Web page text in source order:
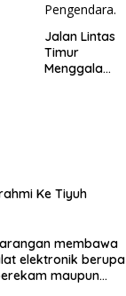
Jalan Lintas
Timur
Menggala
Asap Sempat
Ke Tiyuh
membawa
elektronik berupa
maupun